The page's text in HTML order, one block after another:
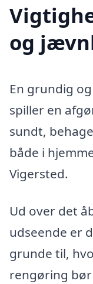
og
En grundig
spiller en
sundt,
både i
Vigersted.
Ud over det
udseende er
grunde til,
rengøring